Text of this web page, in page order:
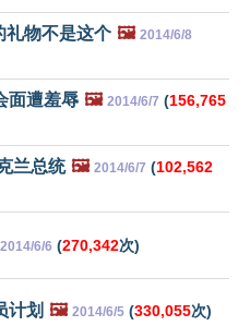
礼物不是这个 🖼️ 2014/6/8
面遭羞辱 🖼️ 2014/6/7 (156,765
兰总统 🖼️ 2014/6/7 (102,562
2014/6/6 (270,342次)
计划 🖼️ 2014/6/5 (330,055次)